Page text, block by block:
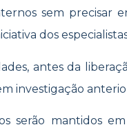
sem precisar
dos
antes da
investigação
serão mantidos